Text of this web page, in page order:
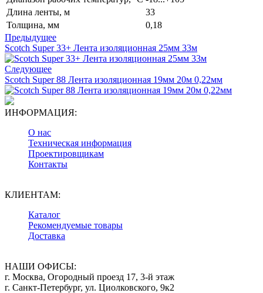
Длина ленты, м
33
Толщина, мм
0,18
Предыдущее
Scotch Super 33+ Лента изоляционная 25мм 33м
Следующее
Scotch Super 88 Лента изоляционная 19мм 20м 0,22мм
ИНФОРМАЦИЯ:
О нас
Техническая информация
Проектировщикам
Контакты
КЛИЕНТАМ:
Каталог
Рекомендуемые товары
Доставка
НАШИ ОФИСЫ:
г. Москва, Огородный проезд 17, 3-й этаж
г. Санкт-Петербург, ул. Циолковского, 9к2